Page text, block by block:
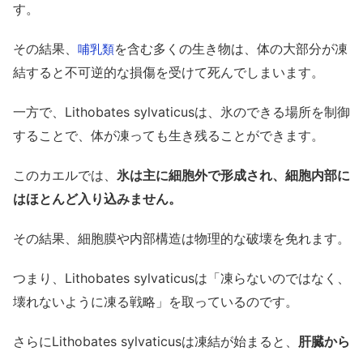
す。
その結果、 哺乳類を含む多くの生き物は、体の大部分が凍
結すると不可逆的な損傷を受けて死んでしまいます。
一方で、Lithobates sylvaticusは、氷のできる場所を制御
することで、体が凍っても生き残ることができます。
このカエルでは、 氷は主に細胞外で形成され、細胞内部に
はほとんど入り込みません。
その結果、細胞膜や内部構造は物理的な破壊を免れます。
つまり、Lithobates sylvaticusは「凍らないのではなく、
壊れないように凍る戦略」を取っているのです。
さらにLithobates sylvaticusは凍結が始まると、 肝臓から